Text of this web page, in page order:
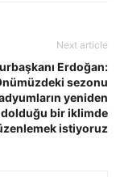
Next article
Erdoğan:
sezonu
yeniden
bir iklimde
istiyoruz